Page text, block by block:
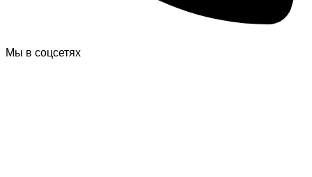
Мы в соцсетях